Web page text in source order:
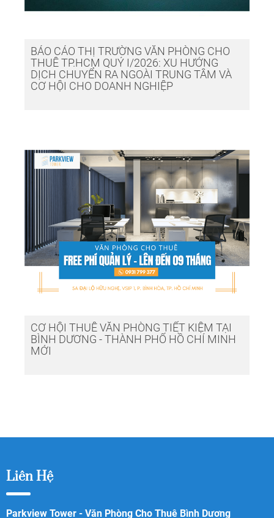
BÁO CÁO THỊ TRƯỜNG VĂN PHÒNG CHO
THUÊ TP.HCM QUÝ I/2026: XU HƯỚNG
DỊCH CHUYỂN RA NGOÀI TRUNG TÂM VÀ
CƠ HỘI CHO DOANH NGHIỆP
CƠ HỘI THUÊ VĂN PHÒNG TIẾT KIỆM TẠI
BÌNH DƯƠNG - THÀNH PHỐ HỒ CHÍ MINH
MỚI
Liên Hệ
Parkview Tower - Văn Phòng Cho Thuê Bình Dương